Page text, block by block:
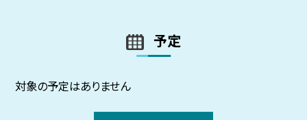
予定
対象の予定はありません